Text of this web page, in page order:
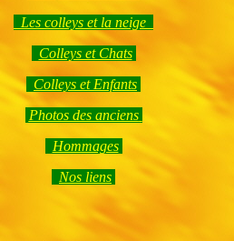
Les colleys et la neige
Colleys et Chats
Colleys et Enfants
Photos des anciens
Hommages
Nos liens